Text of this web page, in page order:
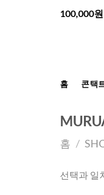
100,000
홈 콘택
홈 /
선택과 일